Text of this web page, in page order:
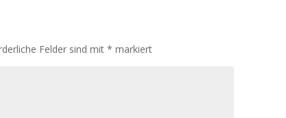
Felder sind mit* markiert